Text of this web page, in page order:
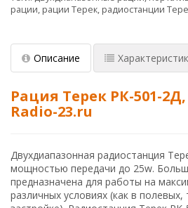
рации, рации Терек, радиостанции
Описание
Рация Терек РК-501-
Radio-23.ru
Двухдиапазонная радиостанция
мощностью передачи до 25w.
предназначена для работы на
различных условиях (как в полевых,